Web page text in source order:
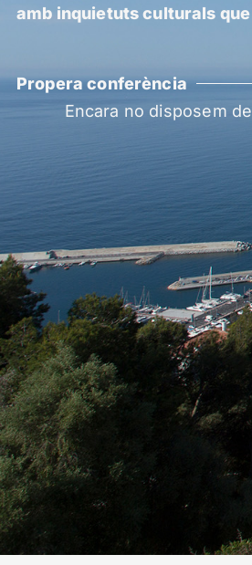
amb inquietuts culturals
Propera conferència
Encara no disposem